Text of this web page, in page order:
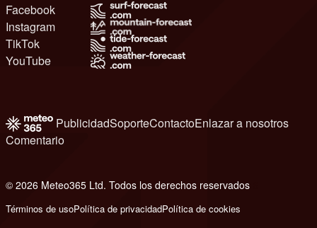
Facebook
Instagram
TikTok
YouTube
PublicidadSoporteContactoEnlazar a nosotros
Comentario
© 2026 Meteo365 Ltd. Todos los derechos reservados
Términos de usoPolítica de privacidadPolítica de cookies